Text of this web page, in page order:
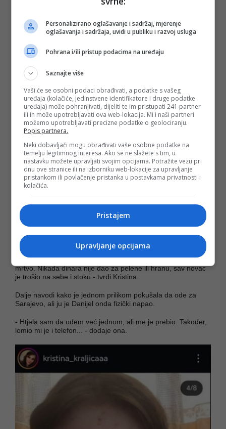
Kristina kaže da je trenutno u Sarajevu kod majke i da je
započela liječenje zbog teškog zapaljenja creva. Dodaje da
se odnos sa Danijelom urušio još davnih dana, jer je trpila
- Vrijeđao je i mene i dete. Govorio mi je da sam k**va, dijete
je nazivao svakakvim uvredama i govorio da bi volio da je
mrtvo. Nikada dinara nije dao za pelene ili hranu, sav novac
je trošio na sebe i stoku - tvrdi Kristina.
Dalje navodi kako je jednom prilikom pokušala da ode za
Sarajevo, ali ju je Danijel onda fizički napao.
- Htjela sam da odem već jednom, ali me je prebio. Također,
lomio mi je i telefon... - dodaje ona.
Personalizirano oglašavanje i sadržaj, mjerenje
oglašavanja i sadržaja, uvidi u publiku i razvoj usluga
Pohrana i/ili pristup podacima na uređaju
Saznajte više
Vaši će se osobni podaci obrađivati, a podatke s vašeg
uređaja (kolačiće, jedinstvene identifikatore i druge podatke
uređaja) može pohranjivati, dijeliti te im pristupati 241 partner
ili ih može upotrebljavati ova web-lokacija. Mi i naši partneri
možemo upotrebljavati precizne podatke o geolociranju.
Popis partnera.
Neki dobavljači mogu obrađivati vaše osobne podatke na
temelju legitimnog interesa. Ako se ne slažete s tim, u
nastavku možete upravljati svojim opcijama. Potražite vezu pri
dnu ove stranice ili na izborniku web-lokacije za upravljanje
pristankom ili povlačenje pristanka u postavkama privatnosti i
kolačića.
Pristajem
Upravljanje opcijama